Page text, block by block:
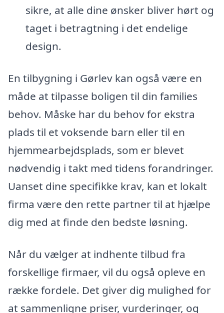
sikre, at alle dine ønsker bliver hørt og
taget i betragtning i det endelige
design.
En tilbygning i Gørlev kan også være en
måde at tilpasse boligen til din families
behov. Måske har du behov for ekstra
plads til et voksende barn eller til en
hjemmearbejdsplads, som er blevet
nødvendig i takt med tidens forandringer.
Uanset dine specifikke krav, kan et lokalt
firma være den rette partner til at hjælpe
dig med at finde den bedste løsning.
Når du vælger at indhente tilbud fra
forskellige firmaer, vil du også opleve en
række fordele. Det giver dig mulighed for
at sammenligne priser, vurderinger, og